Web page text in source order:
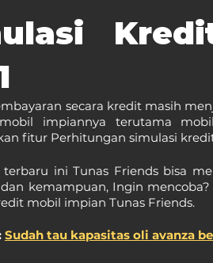
secara kredit masih
impiannya terutama
fitur Perhitungan simulasi
ini Tunas Friends bisa
kemampuan, Ingin
mobil impian Tunas Friends.
Sudah tau kapasitas oli avanza